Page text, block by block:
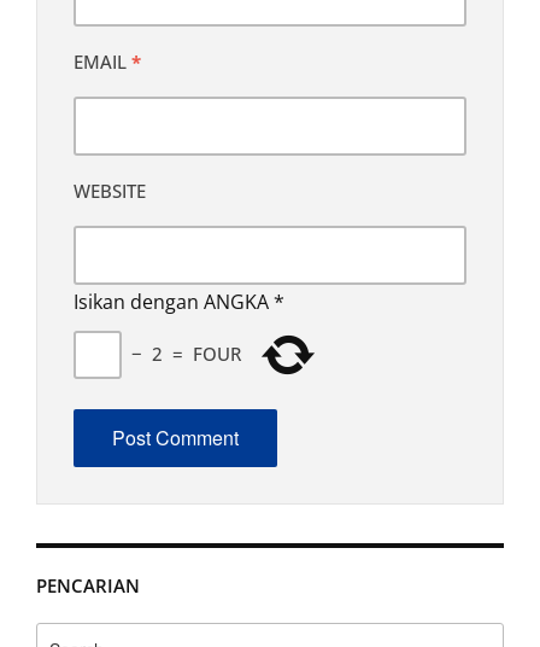
EMAIL *
WEBSITE
Isikan dengan ANGKA*
− 2 = FOUR
PENCARIAN